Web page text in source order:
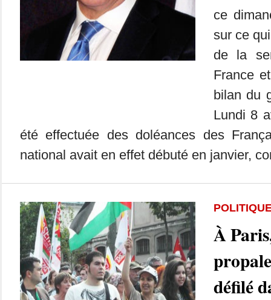
ce
sur ce
de la
France
bilan du
Lundi 8
été effectuée des doléances des
national avait en effet débuté en janvier,
À
défilé